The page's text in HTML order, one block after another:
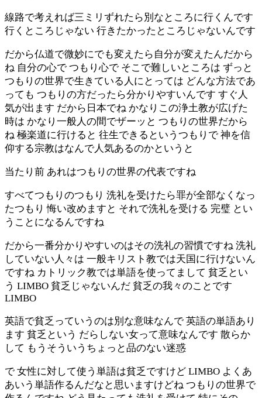
線路で考えれば三ミリずれたら別なところに行くんです
行くところじゃない 行きたかったところじゃないんです
だから仏道で微妙にでも変えたら自分が変えたんだから
ね 自分の心で つもり心で そこで難しいところは ずっと
つもりの世界で生きている人にとっては どんな方法であ
っても つもりの方だったら分かりやすいんです すぐ人
気が出ます だから日本でね かなりこの浄土教が広げた
時は かなり一般人の間でザーッと つもりの世界だから
ね 極楽道に行けると 往生できるというつもりで 神を信
仰する宗教はなんで人気あるのかというと
当たり前 あれはつもりの世界の代表ですね
すべてつもりのつもり 洗礼を受けたら罪が全部なくなっ
たつもり 悔い改めますと それで洗礼を受ける 完璧 とい
うことになるんですね
だから一番分かりやすいのはその洗礼の習慣ですね 洗礼
していない人々は 一般キリスト教では天国に行けないん
ですね カトリック教では単語を使ってまして 貧乏とい
う LIMBO 貧乏じゃないんだ 貧乏の我々のことです
LIMBO
英語で貧乏っていうのは別な意味なんで 英語の単語あり
ます 貧乏という だらしない女って意味なんです 散らか
して もうそういうちょっと品のない迷惑
で 女性に対して使う単語は貧乏ですけど LIMBO よくあ
あいう単語作るんだなと思いますけどね つもりの世界で